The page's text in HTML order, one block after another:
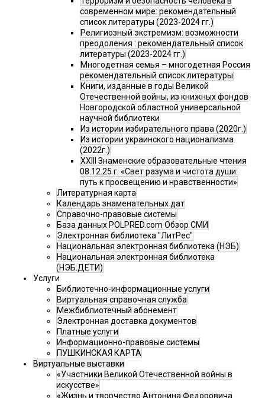
современном мире: рекомендательный
список литературы (2023-2024 гг.)
Религиозный экстремизм: возможности
преодоления : рекомендательный список
литературы (2023-2024 гг.)
Многодетная семья – многодетная Россия
рекомендательный список литературы
Книги, изданные в годы Великой
Отечественной войны, из книжных фондов
Новгородской областной универсальной
научной библиотеки
Из истории избирательного права (2020г.)
Из истории украинского национализма
(2022г.)
XXIII Знаменские образовательные чтения
08.12.25 г. «Свет разума и чистота души:
путь к просвещению и нравственности»
Литературная карта
Календарь знаменательных дат
Справочно-правовые системы
База данных POLPRED.com Обзор СМИ
Электронная библиотека "ЛитРес"
Национальная электронная библиотека (НЭБ)
Национальная электронная библиотека
(НЭБ.ДЕТИ)
Услуги
Библиотечно-информационные услуги
Виртуальная справочная служба
Межбиблиотечный абонемент
Электронная доставка документов
Платные услуги
Информационно-правовые системы
ПУШКИНСКАЯ КАРТА
Виртуальные выставки
«Участники Великой Отечественной войны в
искусстве»
«Жизнь и творчество Антонина Федоровича